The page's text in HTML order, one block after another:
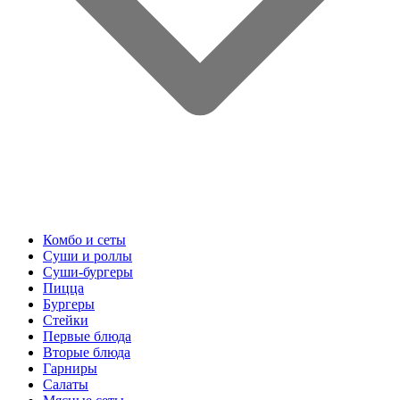
Комбо и сеты
Суши и роллы
Суши-бургеры
Пицца
Бургеры
Стейки
Первые блюда
Вторые блюда
Гарниры
Салаты